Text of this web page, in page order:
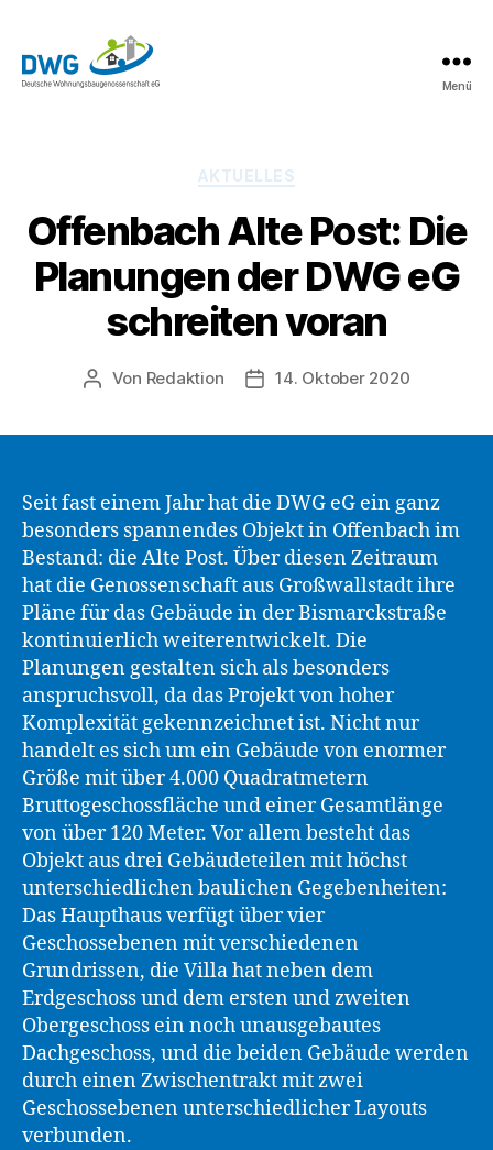
Menü
Kategorien
AKTUELLES
Offenbach Alte Post: Die
Planungen der DWG eG
schreiten voran
Beitragsautor
Von Redaktion Beitragsdatum
14. Oktober 2020
Seit fast einem Jahr hat die DWG eG ein ganz
besonders spannendes Objekt in Offenbach im
Bestand: die Alte Post. Über diesen Zeitraum
hat die Genossenschaft aus Großwallstadt ihre
Pläne für das Gebäude in der Bismarckstraße
kontinuierlich weiterentwickelt. Die
Planungen gestalten sich als besonders
anspruchsvoll, da das Projekt von hoher
Komplexität gekennzeichnet ist. Nicht nur
handelt es sich um ein Gebäude von enormer
Größe mit über 4.000 Quadratmetern
Bruttogeschossfläche und einer Gesamtlänge
von über 120 Meter. Vor allem besteht das
Objekt aus drei Gebäudeteilen mit höchst
unterschiedlichen baulichen Gegebenheiten:
Das Haupthaus verfügt über vier
Geschossebenen mit verschiedenen
Grundrissen, die Villa hat neben dem
Erdgeschoss und dem ersten und zweiten
Obergeschoss ein noch unausgebautes
Dachgeschoss, und die beiden Gebäude werden
durch einen Zwischentrakt mit zwei
Geschossebenen unterschiedlicher Layouts
verbunden.